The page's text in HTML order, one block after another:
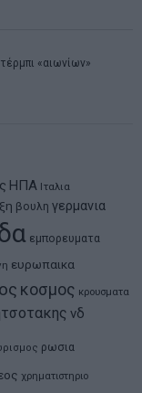
«αιωνίων»
ΗΠΑ Ιταλια
βουλη γερμανια
εμπορευματα
ευρωπαικα
κοσμος κρουσματα
νδ
ρωσια
χρηματιστηριο